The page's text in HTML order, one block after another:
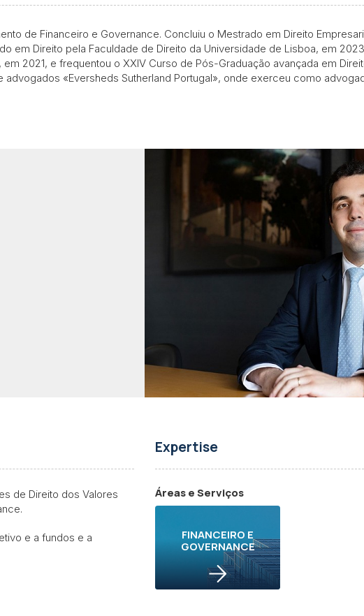
de Financeiro e Governance. Concluiu o Mestrado em Direito
em Direito pela Faculdade de Direito da Universidade de Lisboa, em
2021, e frequentou o XXIV Curso de Pós-Graduação avançada em
«Eversheds Sutherland Portugal», onde exerceu como
de Direito dos Valores
e a fundos e a
Expertise
Áreas e Serviços
FINANCEIRO E
GOVERNANCE